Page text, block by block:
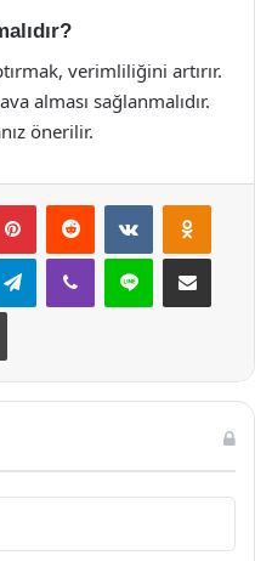
verimliliğini artırır.
alması sağlanmalıdır.
önerilir.
PinterestReddit VKontakte
TelegramViber Line E-Posta ile
Yazdır